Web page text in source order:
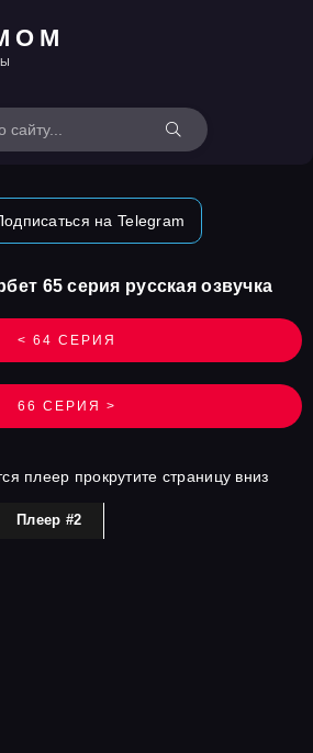
на Telegram
< 64 СЕРИЯ
65 серия русская озвучка
66 СЕРИЯ >
плеер прокрутите страницу вниз
Плеер #2